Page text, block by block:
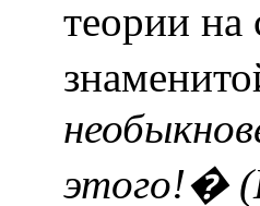
теории на
этого!�